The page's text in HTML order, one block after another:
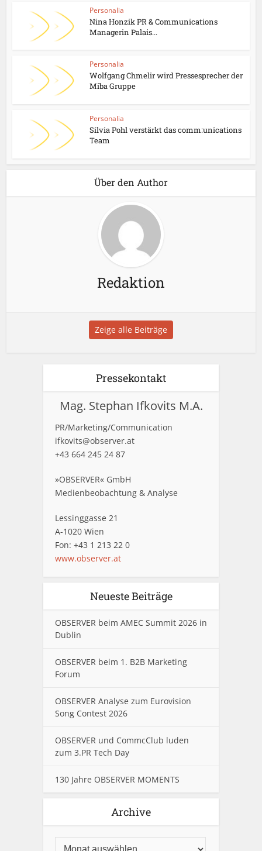
Personalia
Nina Honzik PR & Communications
Managerin Palais...
Personalia
Wolfgang Chmelir wird Pressesprecher der
Miba Gruppe
Personalia
Silvia Pohl verstärkt das comm:unications
Team
Über den Author
Redaktion
Zeige alle Beiträge
Pressekontakt
Mag. Stephan Ifkovits M.A.
PR/Marketing/Communication
ifkovits@observer.at
+43 664 245 24 87
»OBSERVER« GmbH
Medienbeobachtung & Analyse
Lessinggasse 21
A-1020 Wien
Fon: +43 1 213 22 0
www.observer.at
Neueste Beiträge
OBSERVER beim AMEC Summit 2026 in
Dublin
OBSERVER beim 1. B2B Marketing
Forum
OBSERVER Analyse zum Eurovision
Song Contest 2026
OBSERVER und CommcClub luden
zum 3.PR Tech Day
130 Jahre OBSERVER MOMENTS
Archive